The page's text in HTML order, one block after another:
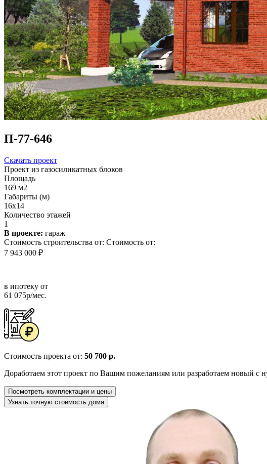
П-77-646
Скачать проект
Проект из газосиликатных блоков
Площадь
169 м2
Габариты (м)
16x14
Количество этажей
1
В проекте: гараж
Стоимость строительства от: Стоимость от:
7 943 000 ₽
в ипотеку от
61 075р/мес.
Стоимость проекта от: 50 700 р.
Доработаем этот проект по Вашим пожеланиям или разработаем новый с
Посмотреть комплектации и цены
Узнать точную стоимость дома